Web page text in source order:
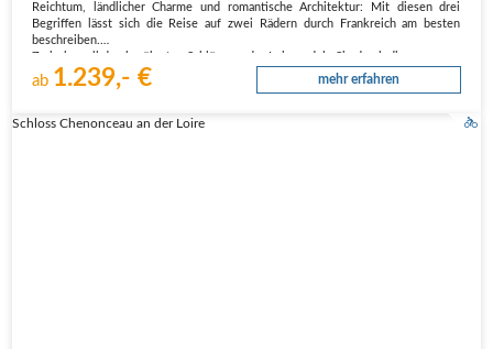
Reichtum, ländlicher Charme und romantische Architektur: Mit diesen drei
Begriffen lässt sich die Reise auf zwei Rädern durch Frankreich am besten
beschreiben.
ab 1.239,- € mehr erfahren
Schloss Chenonceau an der Loire